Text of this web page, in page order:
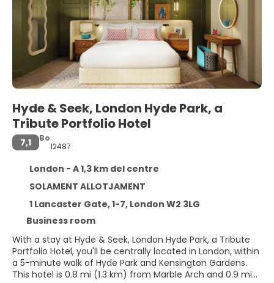
Hyde & Seek, London Hyde Park, a
Tribute Portfolio Hotel
7,1
Bo
12487
London - A 1,3 km del centre
SOLAMENT ALLOTJAMENT
1 Lancaster Gate, 1-7, London W2 3LG
Business room
With a stay at Hyde & Seek, London Hyde Park, a Tribute
Portfolio Hotel, you'll be centrally located in London, within
a 5-minute walk of Hyde Park and Kensington Gardens.
This hotel is 0.8 mi (1.3 km) from Marble Arch and 0.9 mi